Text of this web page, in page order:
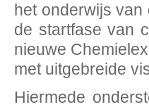
het onderwijs
de startfase van
nieuwe
met uitgebreide
Hiermede